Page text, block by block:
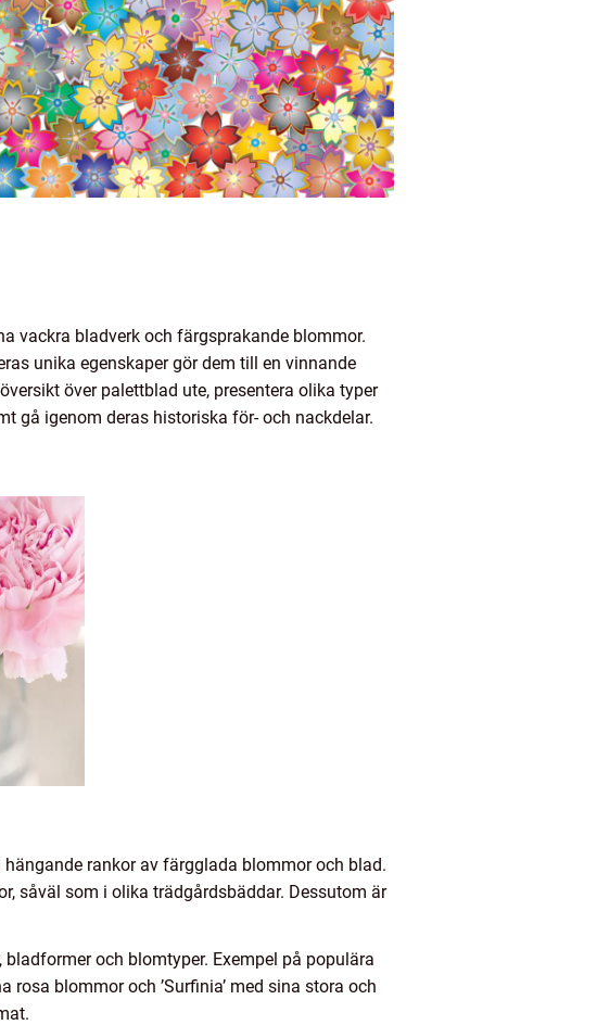
vackra bladverk och färgsprakande blommor.
unika egenskaper gör dem till en vinnande
över palettblad ute, presentera olika typer
gå igenom deras historiska för- och nackdelar.
rankor av färgglada blommor och blad.
såväl som i olika trädgårdsbäddar. Dessutom är
och blomtyper. Exempel på populära
rosa blommor och ’Surfinia’ med sina stora och